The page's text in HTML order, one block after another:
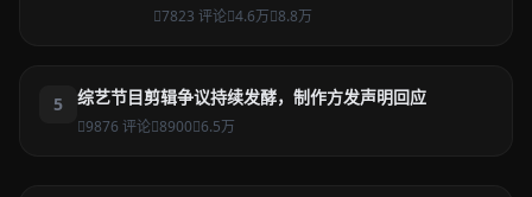
7823 评论 4.6万 8.8万
5 综艺节目剪辑争议持续发酵，制作方发声明回应
9876 评论 8900 6.5万